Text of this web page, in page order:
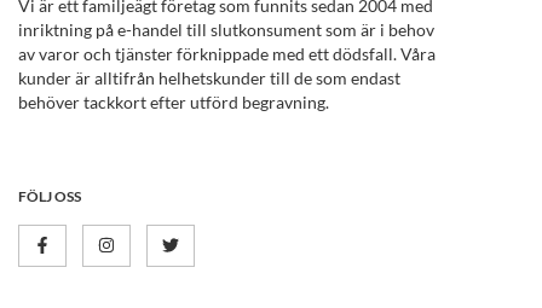
Vi är ett familjeägt företag som funnits sedan 2004 med
inriktning på e-handel till slutkonsument som är i behov
av varor och tjänster förknippade med ett dödsfall. Våra
kunder är alltifrån helhetskunder till de som endast
behöver tackkort efter utförd begravning.
FÖLJ OSS